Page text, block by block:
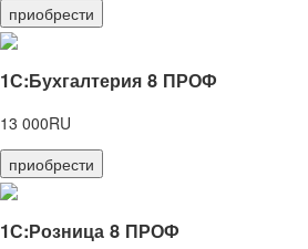
приобрести
1С:Бухгалтерия 8 ПРОФ
13 000RU
приобрести
1С:Розница 8 ПРОФ